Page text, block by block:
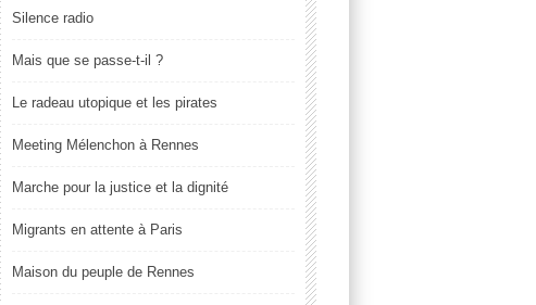
Silence radio
Mais que se passe-t-il ?
Le radeau utopique et les pirates
Meeting Mélenchon à Rennes
Marche pour la justice et la dignité
Migrants en attente à Paris
Maison du peuple de Rennes